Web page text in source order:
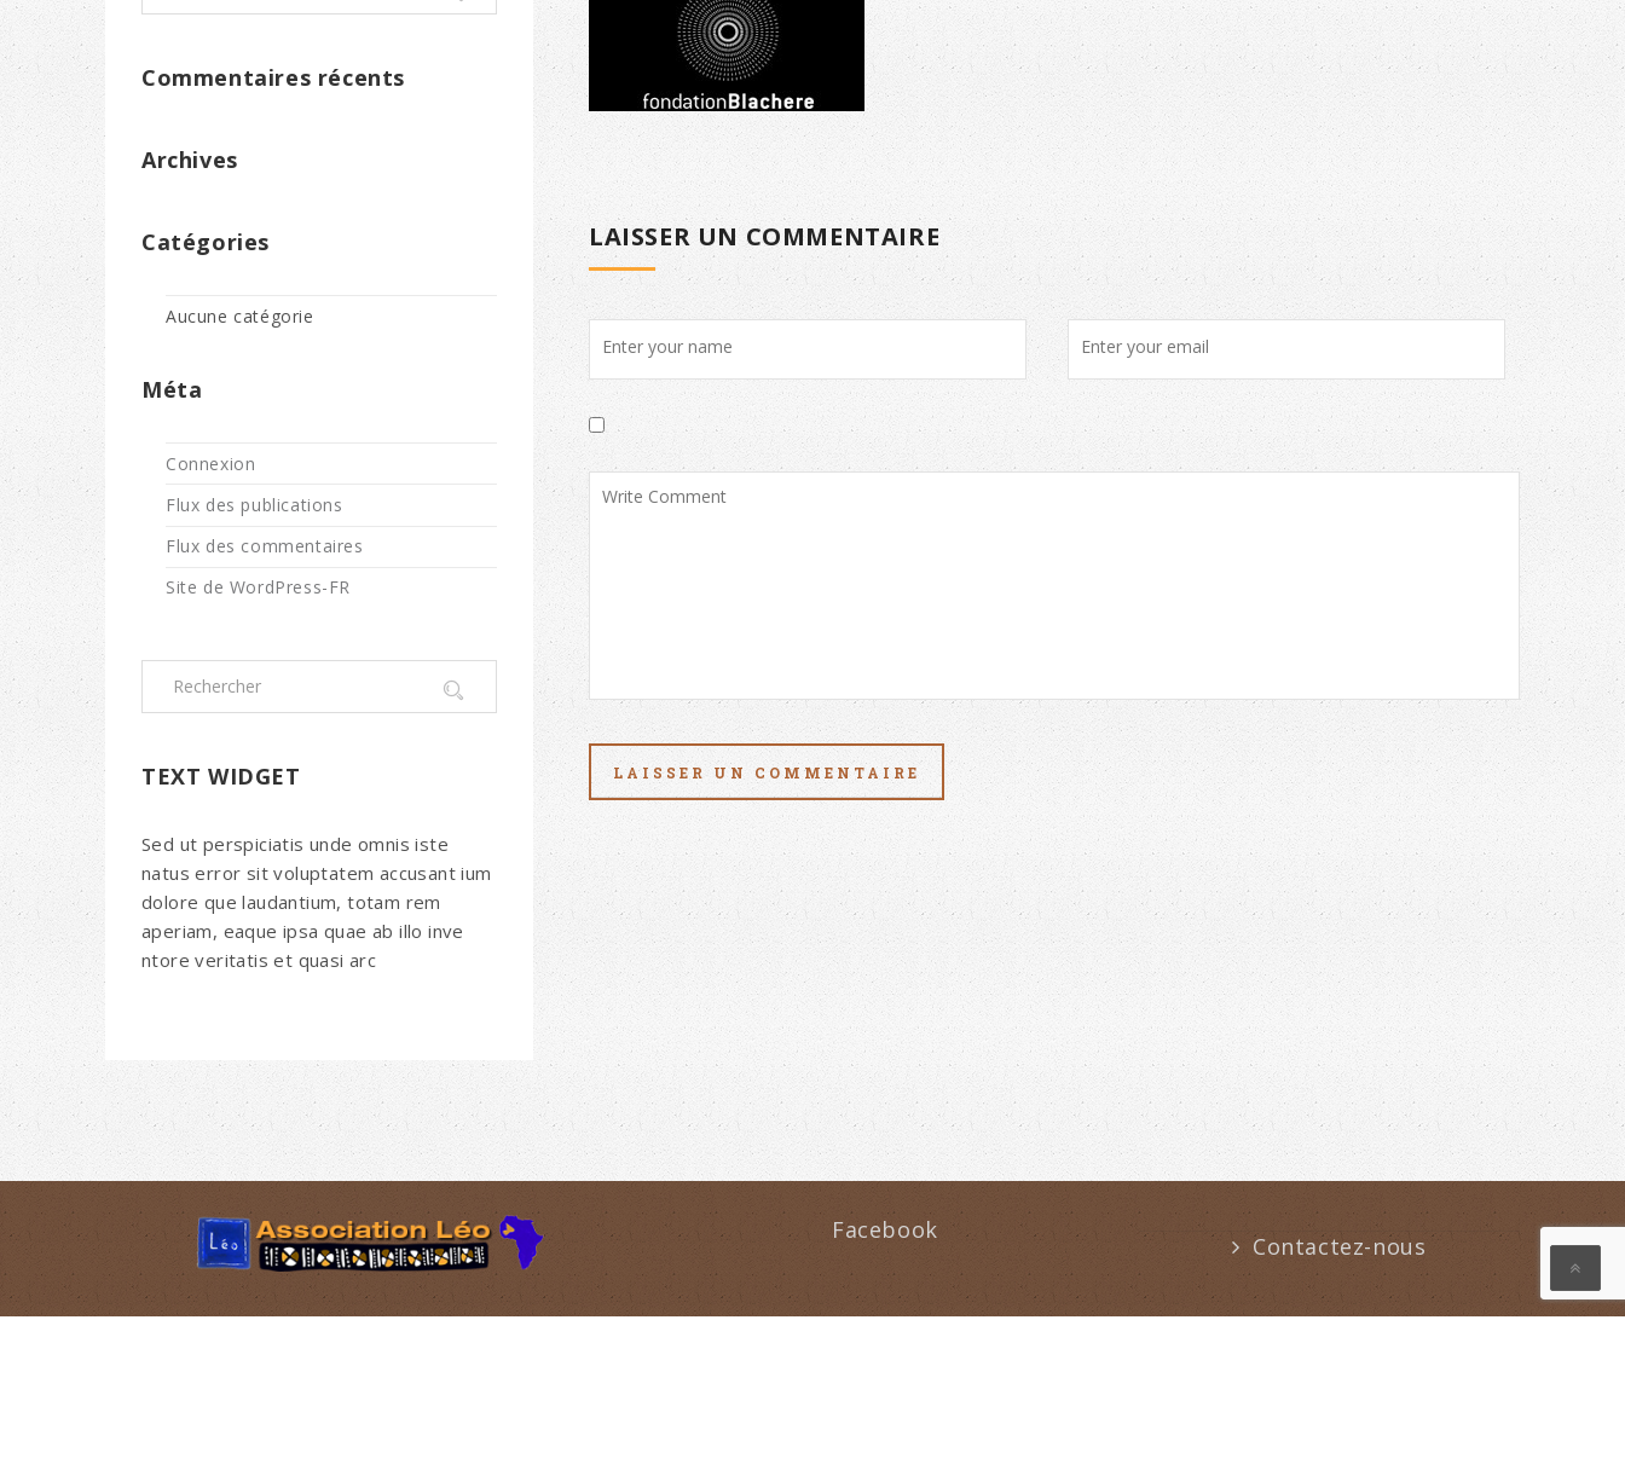
LAISSER UN COMMENTAIRE
Commentaires récents
Archives
Catégories
Aucune catégorie
Méta
Connexion
Flux des publications
Flux des commentaires
Site de WordPress-FR
TEXT WIDGET
Sed ut perspiciatis unde omnis iste
natus error sit voluptatem accusant ium
dolore que laudantium, totam rem
aperiam, eaque ipsa quae ab illo inve
ntore veritatis et quasi arc
Facebook
Contactez-nous